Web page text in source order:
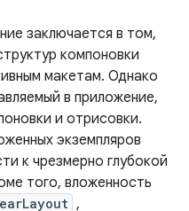
заключается в том,
компоновки
макетам. Однако
в приложение,
и отрисовки.
экземпляров
к чрезмерно глубокой
того, вложенность
,